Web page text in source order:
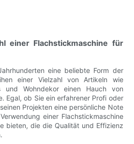
einer Flachstickmaschine für
eine beliebte Form der
einer Vielzahl von Artikeln wie
und Wohndekor einen Hauch von
Egal, ob Sie ein erfahrener Profi oder
Projekten eine persönliche Note
einer Flachstickmaschine
bieten, die die Qualität und Effizienz